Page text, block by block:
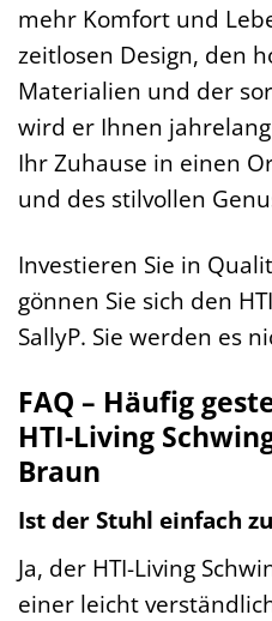
mehr Komfort und
zeitlosen Design, den
Materialien und der
wird er Ihnen
Ihr Zuhause in einen
und des stilvollen
Investieren Sie in
gönnen Sie sich den
SallyP. Sie werden es
FAQ – Häufig
HTI-Living
Braun
Ist der Stuhl einfach
Ja, der HTI-Living
einer leicht